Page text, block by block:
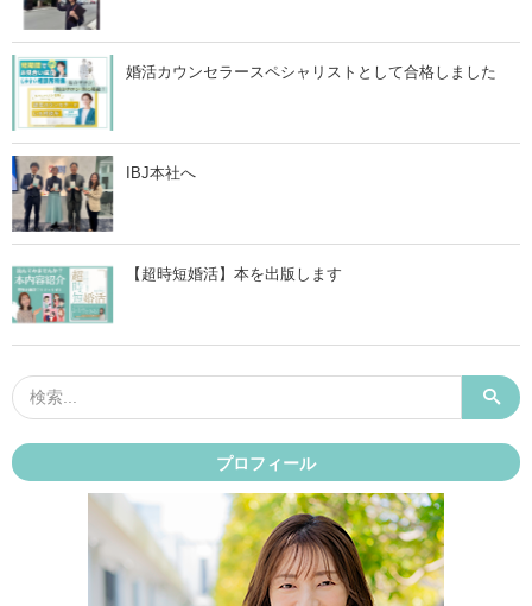
な
？
婚活カウンセラースペシャリストとして合格しました
IBJ本社へ
【超時短婚活】本を出版します
プロフィール